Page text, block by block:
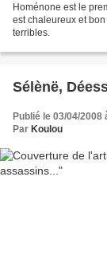
Homénone est le
est chaleureux et
terribles.
Sélènë,
Publié le 03/04/2008
Par Koulou